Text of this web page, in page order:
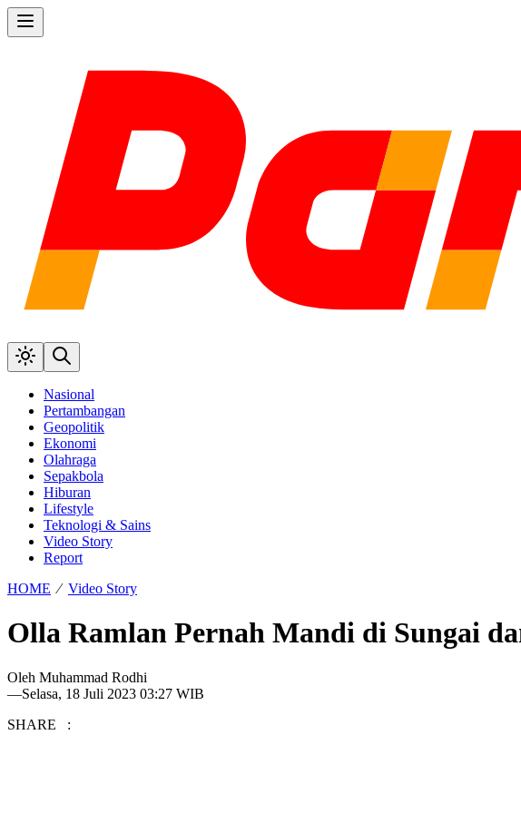
Nasional
Pertambangan
Geopolitik
Ekonomi
Olahraga
Sepakbola
Hiburan
Lifestyle
Teknologi & Sains
Video Story
Report
HOME ⁄ Video Story
Olla Ramlan Pernah Mandi di Sungai
Oleh Muhammad Rodhi
—Selasa, 18 Juli 2023 03:27 WIB
SHARE :